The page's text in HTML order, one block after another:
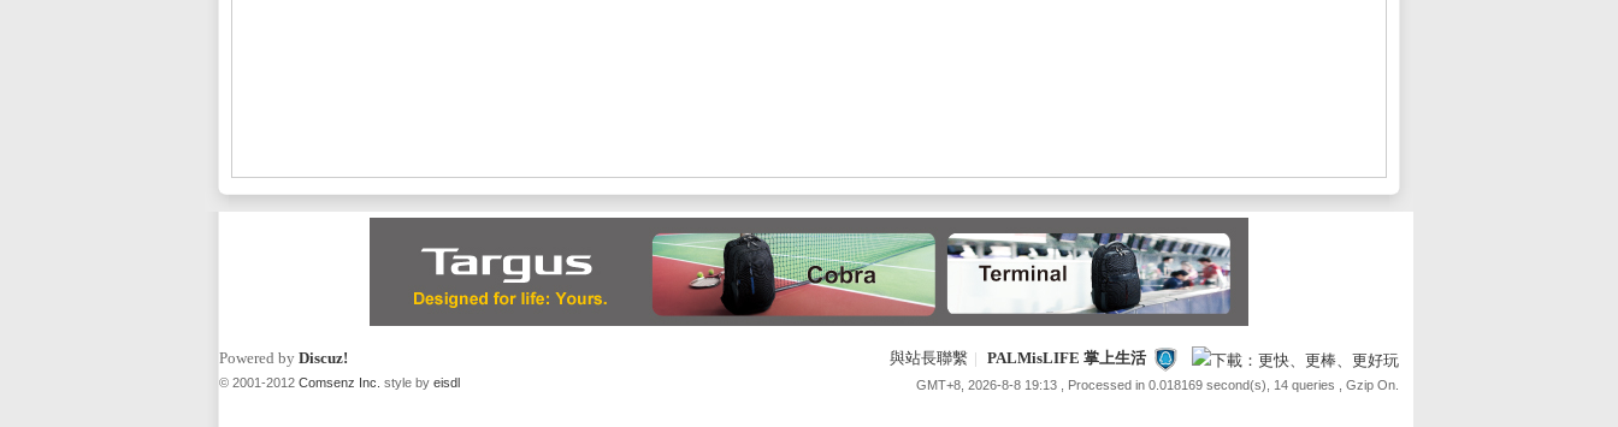
與站長聯繫 | PALMisLIFE 掌上生活
GMT+8, 2026-8-8 19:13 , Processed in 0.018169 second(s), 14 queries , Gzip On.
Powered by Discuz!
© 2001-2012 Comsenz Inc. style by eisdl